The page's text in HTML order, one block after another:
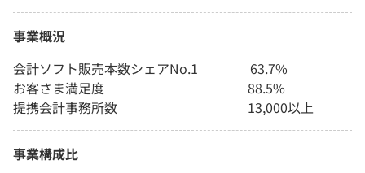
事業概況
会計ソフト販売本数シェアNo.1 63.7%
お客さま満足度 88.5%
提携会計事務所数 13,000以上
事業構成比